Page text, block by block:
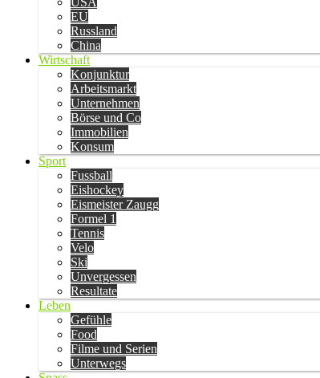
EU
Russland
China
Wirtschaft
Konjunktur
Arbeitsmarkt
Unternehmen
Börse und Co
Immobilien
Konsum
Sport
Fussball
Eishockey
Eismeister Zaugg
Formel 1
Tennis
Velo
Ski
Unvergessen
Resultate
Leben
Gefühle
Food
Filme und Serien
Unterwegs